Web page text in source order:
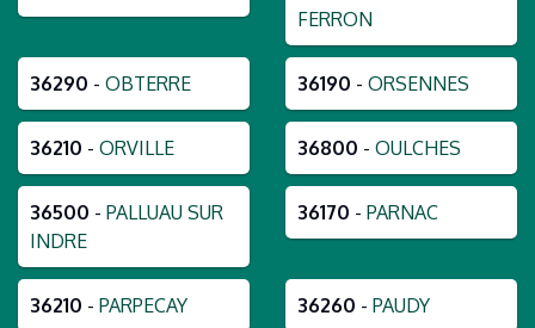
FERRON
36290 - OBTERRE 36190 - ORSENNES
36210 - ORVILLE 36800 - OULCHES
36500 - PALLUAU SUR
INDRE
36170 - PARNAC
36210 - PARPECAY 36260 - PAUDY